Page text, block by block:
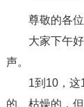
尊敬的各
大家下午
声。
1到10，这
的、枯燥的，